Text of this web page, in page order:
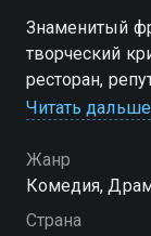
Знаменитый
творческий
ресторан,
Япония,
— умами. В
человеку из
настоящим
Читать дальше
Жанр
Комедия,
Страна